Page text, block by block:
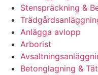
Stenspräckning &
Anlägga avlopp
Arborist
Betonglagning &